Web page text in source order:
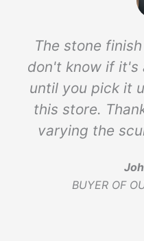
The stone
don't know if it's
until you pick it
this store.
varying the
BUYER OF